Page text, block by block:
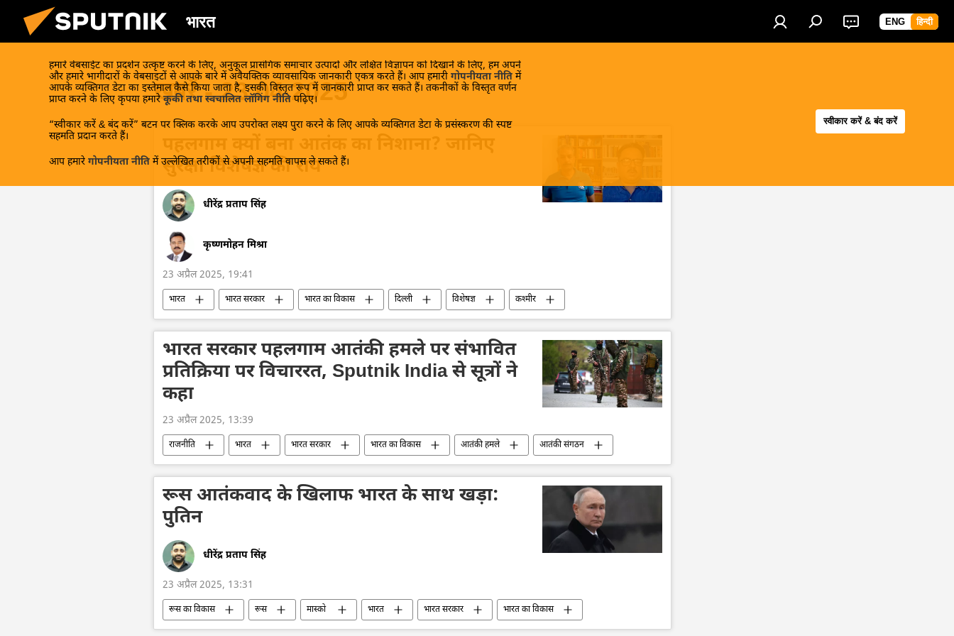
भारत ENG हिन्दी
हमारे वेबसाईट का प्रदर्शन उत्कृष्ट करने के लिए, अनुकूल प्रासंगिक समाचार उत्पादों और लक्षित विज्ञापन को दिखाने के लिए, हम अपने
और हमारे भागीदारों के वेबसाइटों से आपके बारे में अवैयक्तिक व्यावसायिक जानकारी एकत्र करते हैं। आप हमारी गोपनीयता नीति में
आपके व्यक्तिगत डेटा का इस्तेमाल कैसे किया जाता है, इसकी विस्तृत रूप में जानकारी प्राप्त कर सकते हैं। तकनीकों के विस्तृत वर्णन
प्राप्त करने के लिए कृपया हमारे कूकी तथा स्वचालित लॉगिंग नीति पढ़िए।
“स्वीकार करें & बंद करें” बटन पर क्लिक करके आप उपरोक्त लक्ष्य पुरा करने के लिए आपके व्यक्तिगत डेटा के प्रसंस्करण की स्पष्ट
सहमति प्रदान करते हैं।
आप हमारे गोपनीयता नीति में उल्लेखित तरीकों से अपनी सहमति वापस ले सकते हैं।
स्वीकार करें & बंद करें
खबरें - 23.04.2025
सुरक्षा विशेषज्ञ की राय
धीरेंद्र प्रताप सिंह
कृष्णमोहन मिश्रा
23 अप्रैल 2025, 19:41
भारत भारत सरकार भारत का विकास दिल्ली विशेषज्ञ
कश्मीर
जम्मू और कश्मीर
श्रीनगर आतंकवादी आतंकवाद
आतंकवाद का मुकाबला (एनआईए)
आतंकवाद का मुकाबला
भारतीय सेना भारतीय सशस्‍त्र सेनाएँ पाकिस्तान
सीमा विवाद
नरेन्द्र मोदी
गृह मंत्री अमित शाह राजनाथ सिंह Sputnik स्पेशल
भारत सरकार पहलगाम आतंकी हमले पर संभावित
प्रतिक्रिया पर विचाररत, Sputnik India से सूत्रों ने
कहा
23 अप्रैल 2025, 13:39
राजनीति भारत भारत सरकार भारत का विकास आतंकी हमले
आतंकी संगठन
आतंकी समूह
नरेन्द्र मोदी जम्मू और कश्मीर
रूस आतंकवाद के खिलाफ भारत के साथ खड़ा:
पुतिन
धीरेंद्र प्रताप सिंह
23 अप्रैल 2025, 13:31
रूस का विकास रूस मास्को भारत भारत सरकार
भारत का विकास
विश्व
आतंकवाद आतंकवादी भारतीय सेना
भारतीय सशस्‍त्र सेनाएँ